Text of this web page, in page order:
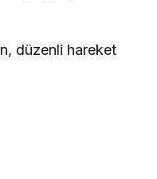
düzenli hareket